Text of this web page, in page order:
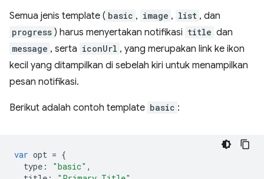
Semua jenis template ( basic , image , list , dan
progress ) harus menyertakan notifikasi title dan
message , serta iconUrl , yang merupakan link ke ikon
kecil yang ditampilkan di sebelah kiri untuk menampilkan
pesan notifikasi.
Berikut adalah contoh template basic :
var opt = {
type : "basic" ,